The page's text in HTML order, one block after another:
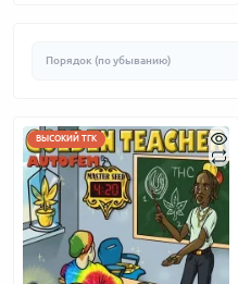
ВЫСОКИЙ ТГК